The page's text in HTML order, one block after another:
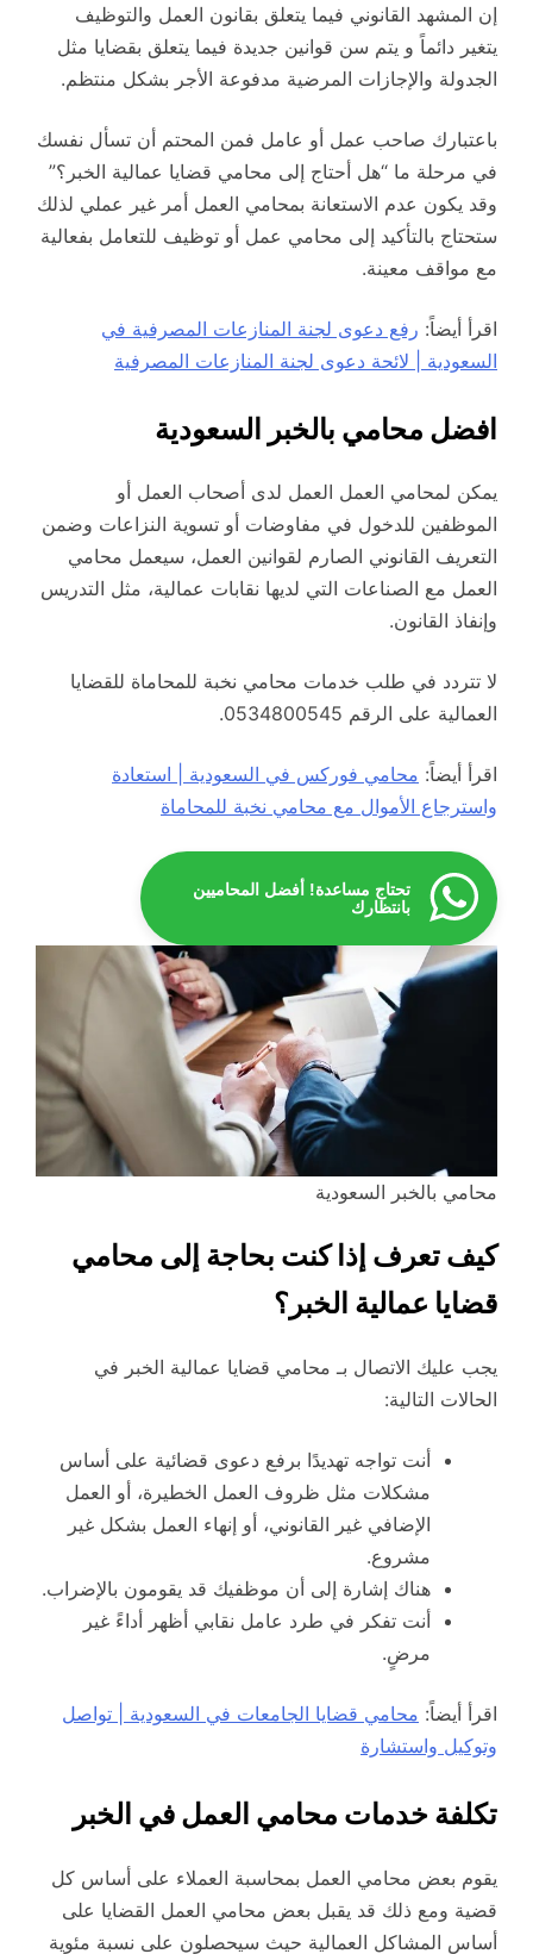
إن المشهد القانوني فيما يتعلق بقانون العمل والتوظيف
يتغير دائماً و يتم سن قوانين جديدة فيما يتعلق بقضايا مثل
الجدولة والإجازات المرضية مدفوعة الأجر بشكل منتظم.
باعتبارك صاحب عمل أو عامل فمن المحتم أن تسأل نفسك
في مرحلة ما “هل أحتاج إلى محامي قضايا عمالية الخبر؟”
وقد يكون عدم الاستعانة بمحامي العمل أمر غير عملي لذلك
ستحتاج بالتأكيد إلى محامي عمل أو توظيف للتعامل بفعالية
مع مواقف معينة.
اقرأ أيضاً: رفع دعوى لجنة المنازعات المصرفية في
السعودية | لائحة دعوى لجنة المنازعات المصرفية
افضل محامي بالخبر السعودية
يمكن لمحامي العمل العمل لدى أصحاب العمل أو
الموظفين للدخول في مفاوضات أو تسوية النزاعات وضمن
التعريف القانوني الصارم لقوانين العمل، سيعمل محامي
العمل مع الصناعات التي لديها نقابات عمالية، مثل التدريس
وإنفاذ القانون.
لا تتردد في طلب خدمات محامي نخبة للمحاماة للقضايا
العمالية على الرقم 0534800545.
اقرأ أيضاً: محامي فوركس في السعودية | استعادة
واسترجاع الأموال مع محامي نخبة للمحاماة
تحتاج مساعدة! أفضل المحاميين
بانتظارك
محامي بالخبر السعودية
كيف تعرف إذا كنت بحاجة إلى محامي
قضايا عمالية الخبر؟
يجب عليك الاتصال بـ محامي قضايا عمالية الخبر في
الحالات التالية:
أنت تواجه تهديدًا برفع دعوى قضائية على أساس
مشكلات مثل ظروف العمل الخطيرة، أو العمل
الإضافي غير القانوني، أو إنهاء العمل بشكل غير
مشروع.
هناك إشارة إلى أن موظفيك قد يقومون بالإضراب.
أنت تفكر في طرد عامل نقابي أظهر أداءً غير
مرضٍ.
اقرأ أيضاً: محامي قضايا الجامعات في السعودية | تواصل
وتوكيل واستشارة
تكلفة خدمات محامي العمل في الخبر
يقوم بعض محامي العمل بمحاسبة العملاء على أساس كل
قضية ومع ذلك قد يقبل بعض محامي العمل القضايا على
أساس المشاكل العمالية حيث سيحصلون على نسبة مئوية